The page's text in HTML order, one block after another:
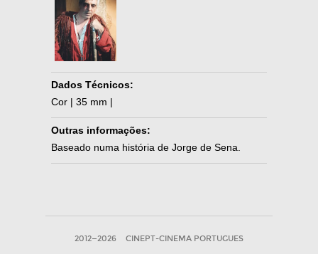
Dados Técnicos:
Cor | 35 mm |
Outras informações:
Baseado numa história de Jorge de Sena.
2012—2026 CINEPT-CINEMA PORTUGUES